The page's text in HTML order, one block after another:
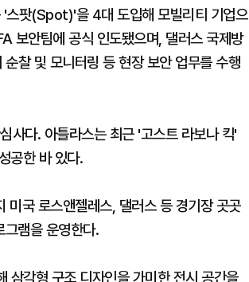
'스팟(Spot)'을 4대 도입해 모빌리티 기업으
보안팀에 공식 인도됐으며, 댈러스 국제방
찰 및 모니터링 등 현장 보안 업무를 수행
사다. 아틀라스는 최근 '고스트 라보나 킥'
공한 바 있다.
국 로스앤젤레스, 댈러스 등 경기장 곳곳
그램을 운영한다.
삼각형 구조 디자인을 가미한 전시 공간을